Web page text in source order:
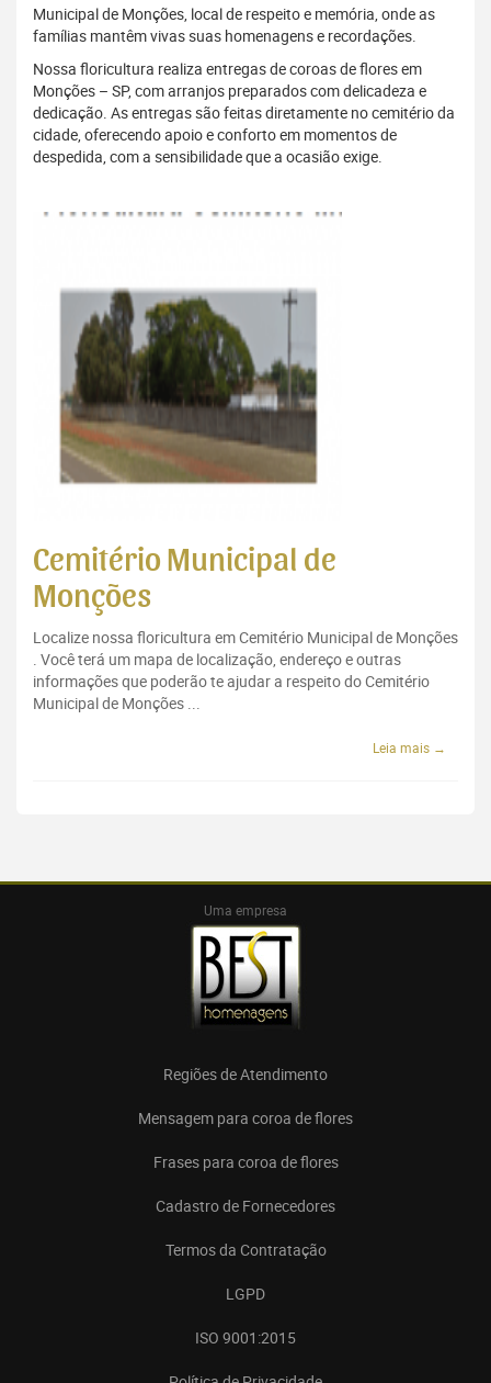
Municipal de Monções, local de respeito e memória, onde as
famílias mantêm vivas suas homenagens e recordações.
Nossa floricultura realiza entregas de coroas de flores em
Monções – SP, com arranjos preparados com delicadeza e
dedicação. As entregas são feitas diretamente no cemitério da
cidade, oferecendo apoio e conforto em momentos de
despedida, com a sensibilidade que a ocasião exige.
Cemitério Municipal de
Monções
Localize nossa floricultura em Cemitério Municipal de Monções
. Você terá um mapa de localização, endereço e outras
informações que poderão te ajudar a respeito do Cemitério
Municipal de Monções ...
Leia mais →
Uma empresa
Regiões de Atendimento
Mensagem para coroa de flores
Frases para coroa de flores
Cadastro de Fornecedores
Termos da Contratação
LGPD
ISO 9001:2015